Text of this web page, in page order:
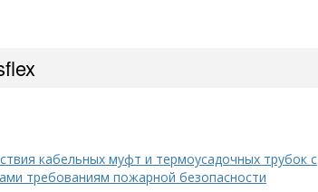
кабельных муфт и термоусадочных трубок с
требованиям пожарной безопасности